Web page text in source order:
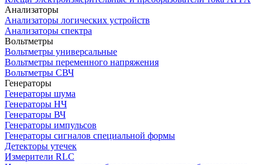
Анализаторы
Анализаторы логических устройств
Анализаторы спектра
Вольтметры
Вольтметры универсальные
Вольтметры переменного напряжения
Вольтметры СВЧ
Генераторы
Генераторы шума
Генераторы НЧ
Генераторы ВЧ
Генераторы импульсов
Генераторы сигналов специальной формы
Детекторы утечек
Измерители RLC